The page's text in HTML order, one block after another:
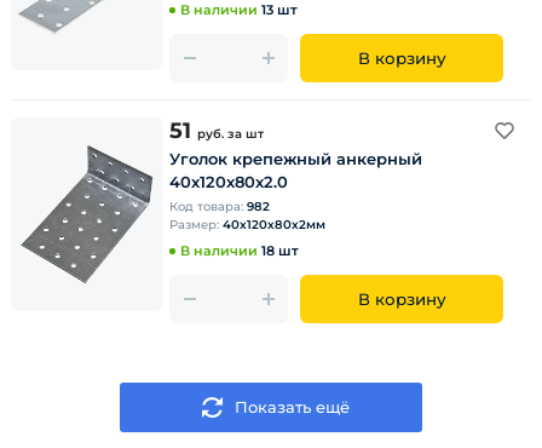
В наличии 13 шт
В корзину
51 руб. за шт
Уголок крепежный анкерный
40х120х80х2.0
Код товара: 982
Размер: 40х120х80х2мм
В наличии 18 шт
В корзину
Показать ещё